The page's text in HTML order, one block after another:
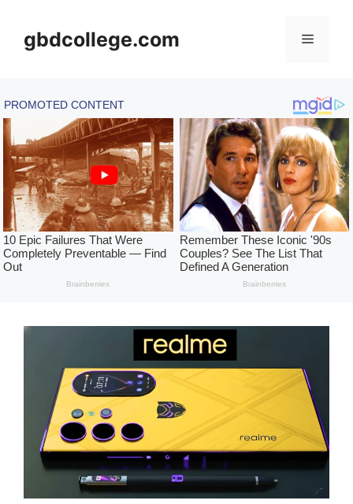
contentgbdcollege.com Menu